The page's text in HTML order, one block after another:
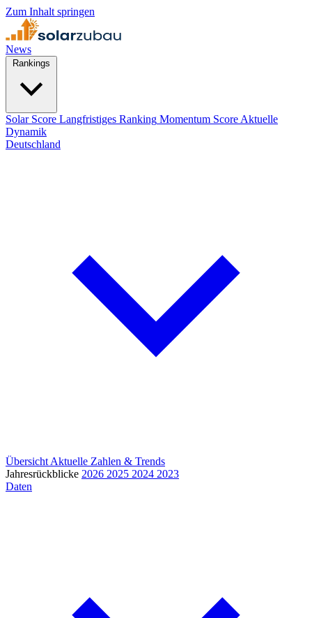
Zum Inhalt springen
News
Solar Score Langfristiges Ranking Momentum Score Aktuelle
Dynamik
Deutschland
Übersicht Aktuelle Zahlen & Trends
Jahresrückblicke 2026 2025 2024 2023
Daten